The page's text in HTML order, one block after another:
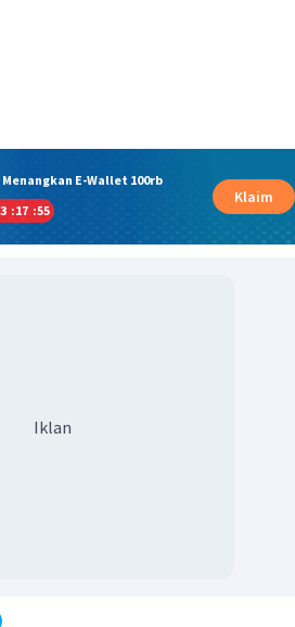
E-Wallet 100rb
:17 :54
Klaim
Iklan